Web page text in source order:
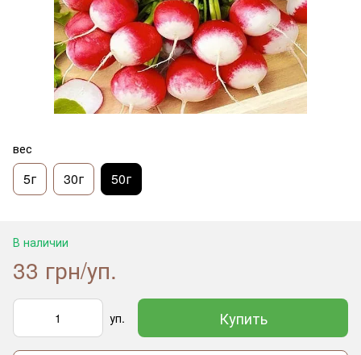
вес
5г 30г 50г
В наличии
33 грн/уп.
уп. Купить